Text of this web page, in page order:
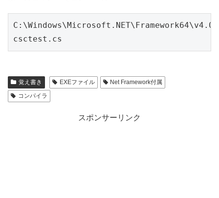
csctest.cs
覚え書き EXEファイル
Net Framework付属
コンパイラ
スポンサーリンク